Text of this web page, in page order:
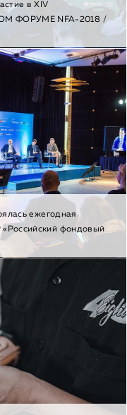
в XIV
ФОРУМЕ NFA-2018 /
ежегодная
фондовый